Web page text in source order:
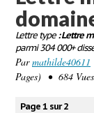
Se connecter
Contactez-nous
Lettre type: Lettre
parmi 304 000+
Parmathilde40611
Pages) • 684 Vues
Page 1 sur 2